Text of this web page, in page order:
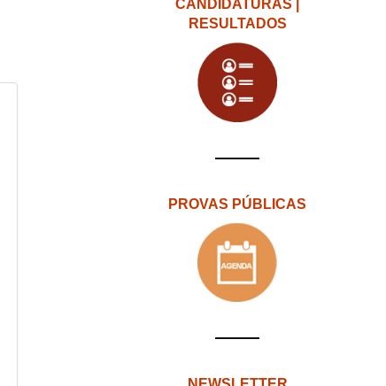
CANDIDATURAS |
RESULTADOS
PROVAS PÚBLICAS